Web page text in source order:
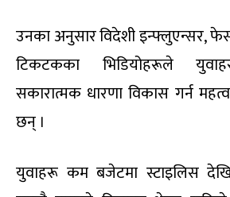
उनका अनुसार विदेशी इन्फ्लुएन्सर,
टिकटकका भिडियोहरूले
सकारात्मक धारणा विकास गर्न
छन् ।
युवाहरू कम बजेटमा स्टाइलिस